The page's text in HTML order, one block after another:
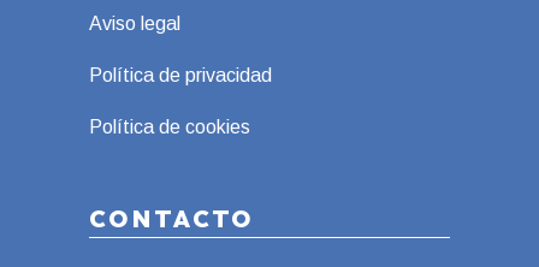
Aviso legal
Política de privacidad
Política de cookies
CONTACTO